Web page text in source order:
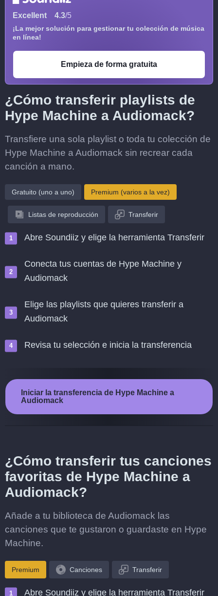
Excellent 4.3/5
¡La mejor solución para gestionar tu colección de música
en línea!
Empieza de forma gratuita
¿Cómo transferir playlists de
Hype Machine a Audiomack?
Transfiere una sola playlist o toda tu colección de
Hype Machine a Audiomack sin recrear cada
canción a mano.
Gratuito (uno a uno) Premium (varios a la vez)
Listas de reproducción Transferir
Abre Soundiiz y elige la herramienta Transferir
Conecta tus cuentas de Hype Machine y
Audiomack
Elige las playlists que quieres transferir a
Audiomack
Revisa tu selección e inicia la transferencia
Iniciar la transferencia de Hype Machine a
Audiomack
¿Cómo transferir tus canciones
favoritas de Hype Machine a
Audiomack?
Añade a tu biblioteca de Audiomack las
canciones que te gustaron o guardaste en Hype
Machine.
Premium Canciones Transferir
Abre Soundiiz y elige la herramienta Transferir